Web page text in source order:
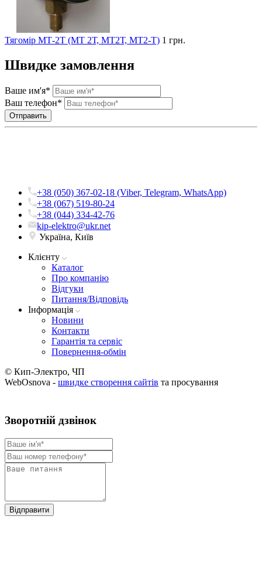
Тягомір МТ-2Т (МТ 2Т, МТ2Т, МТ2-Т) 1 грн.
Швидке замовлення
Ваше им'я*
Ваш телефон*
+38 (050) 367-02-18 (Viber, Telegram, WhatsApp)
+38 (067) 519-80-24
+38 (044) 334-42-76
kip-elektro@ukr.net
Україна, Київ
Клієнту
Каталог
Про компанію
Вiдгуки
Питання/Відповідь
Iнформацiя
Новини
Контакти
Гарантія та сервіс
Повернення-обмін
© Кип-Электро, ЧП
WebOsnova - швидке створення сайтів та просування
Зворотнiй дзвiнок